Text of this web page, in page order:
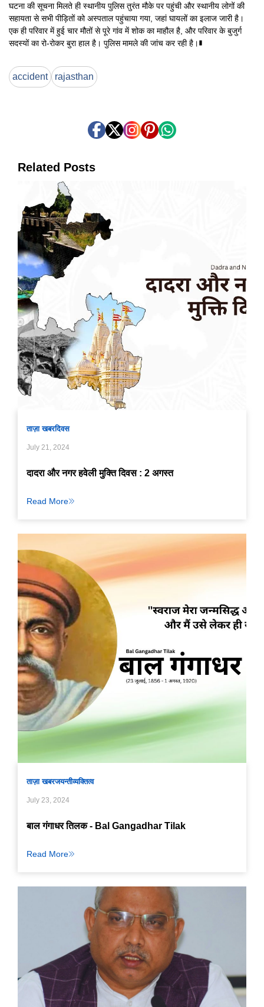
घटना की सूचना मिलते ही स्थानीय पुलिस तुरंत मौके पर पहुंची और स्थानीय लोगों की
सहायता से सभी पीड़ितों को अस्पताल पहुंचाया गया, जहां घायलों का इलाज जारी है।
एक ही परिवार में हुई चार मौतों से पूरे गांव में शोक का माहौल है, और परिवार के बुजुर्ग
सदस्यों का रो-रोकर बुरा हाल है। पुलिस मामले की जांच कर रही है।∎
accident rajasthan
Related Posts
ताज़ा खबरदिवस
July 21, 2024
दादरा और नगर हवेली मुक्ति दिवस : 2 अगस्त
Read More
ताज़ा खबरजयन्तीव्यक्तित्व
July 23, 2024
बाल गंगाधर तिलक - Bal Gangadhar Tilak
Read More